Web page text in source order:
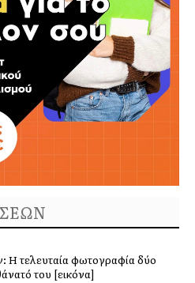
Η τελευταία φωτογραφία δύο
του [εικόνα]